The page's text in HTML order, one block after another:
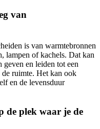
van
is van warmtebronnen
lampen of kachels. Dat kan
geven en leiden tot een
ruimte. Het kan ook
en de levensduur
de plek waar je de